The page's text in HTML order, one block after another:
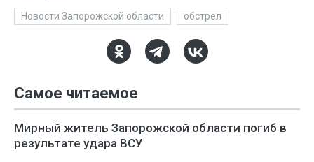
Новости Запорожской области обстрел
Самое читаемое
Мирный житель Запорожской области погиб в
результате удара ВСУ